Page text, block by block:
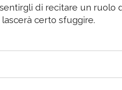
di recitare un ruolo
certo sfuggire.